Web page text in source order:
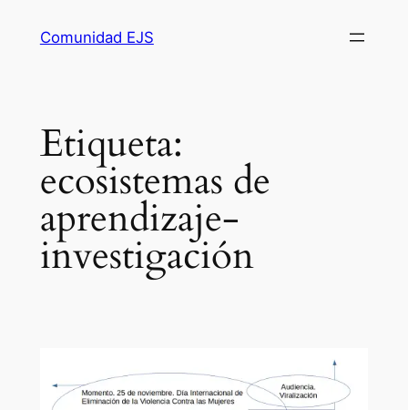
Comunidad EJS
Etiqueta:
ecosistemas de
aprendizaje-
investigación